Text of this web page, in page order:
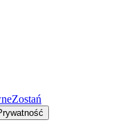
Zostań